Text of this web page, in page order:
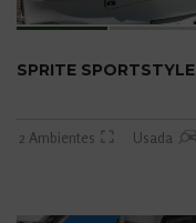
SPRITE SPORTSTYLE
2 Ambientes Usada